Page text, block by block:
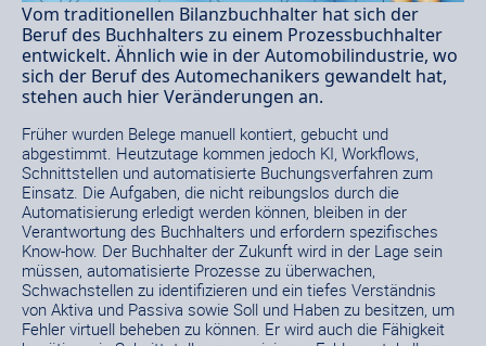
Vom traditionellen Bilanzbuchhalter hat sich der
Beruf des Buchhalters zu einem Prozessbuchhalter
entwickelt. Ähnlich wie in der Automobilindustrie, wo
sich der Beruf des Automechanikers gewandelt hat,
stehen auch hier Veränderungen an.
Früher wurden Belege manuell kontiert, gebucht und
abgestimmt. Heutzutage kommen jedoch KI, Workflows,
Schnittstellen und automatisierte Buchungsverfahren zum
Einsatz. Die Aufgaben, die nicht reibungslos durch die
Automatisierung erledigt werden können, bleiben in der
Verantwortung des Buchhalters und erfordern spezifisches
Know-how. Der Buchhalter der Zukunft wird in der Lage sein
müssen, automatisierte Prozesse zu überwachen,
Schwachstellen zu identifizieren und ein tiefes Verständnis
von Aktiva und Passiva sowie Soll und Haben zu besitzen, um
Fehler virtuell beheben zu können. Er wird auch die Fähigkeit